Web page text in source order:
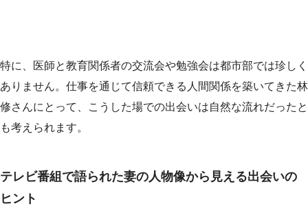
特に、医師と教育関係者の交流会や勉強会は都市部では珍しく
ありません。仕事を通じて信頼できる人間関係を築いてきた林
修さんにとって、こうした場での出会いは自然な流れだったと
も考えられます。
テレビ番組で語られた妻の人物像から見える出会いの
ヒント